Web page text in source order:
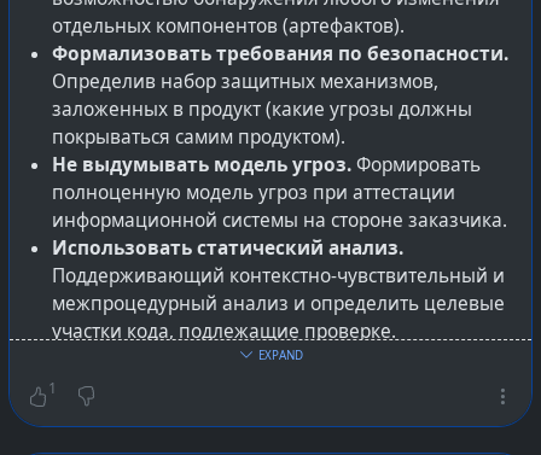
отдельных компонентов (артефактов).
Формализовать требования по безопасности.
Определив набор защитных механизмов,
заложенных в продукт (какие угрозы должны
покрываться самим продуктом).
Не выдумывать модель угроз.Формировать
полноценную модель угроз при аттестации
информационной системы на стороне заказчика.
Использовать статический анализ.
Поддерживающий контекстно-чувствительный и
межпроцедурный анализ и определить целевые
участки кода, подлежащие проверке.
Описать процесс разработки.
сложившиеся практики к состоянию, когда
возможно однозначно формализовать и
EXPAND
1